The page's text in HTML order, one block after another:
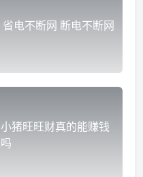
省电不断网 断电不断网
小猪旺旺财真的能赚钱
吗